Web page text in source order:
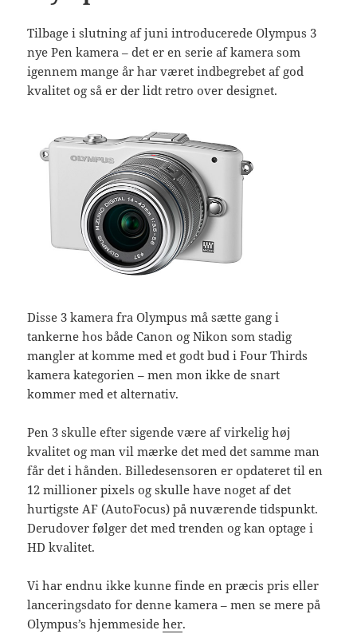
Tilbage i slutning af juni introducerede Olympus 3
nye Pen kamera – det er en serie af kamera som
igennem mange år har været indbegrebet af god
kvalitet og så er der lidt retro over designet.
Disse 3 kamera fra Olympus må sætte gang i
tankerne hos både Canon og Nikon som stadig
mangler at komme med et godt bud i Four Thirds
kamera kategorien – men mon ikke de snart
kommer med et alternativ.
Pen 3 skulle efter sigende være af virkelig høj
kvalitet og man vil mærke det med det samme man
får det i hånden. Billedesensoren er opdateret til en
12 millioner pixels og skulle have noget af det
hurtigste AF (AutoFocus) på nuværende tidspunkt.
Derudover følger det med trenden og kan optage i
HD kvalitet.
Vi har endnu ikke kunne finde en præcis pris eller
lanceringsdato for denne kamera – men se mere på
Olympus’s hjemmesideher.